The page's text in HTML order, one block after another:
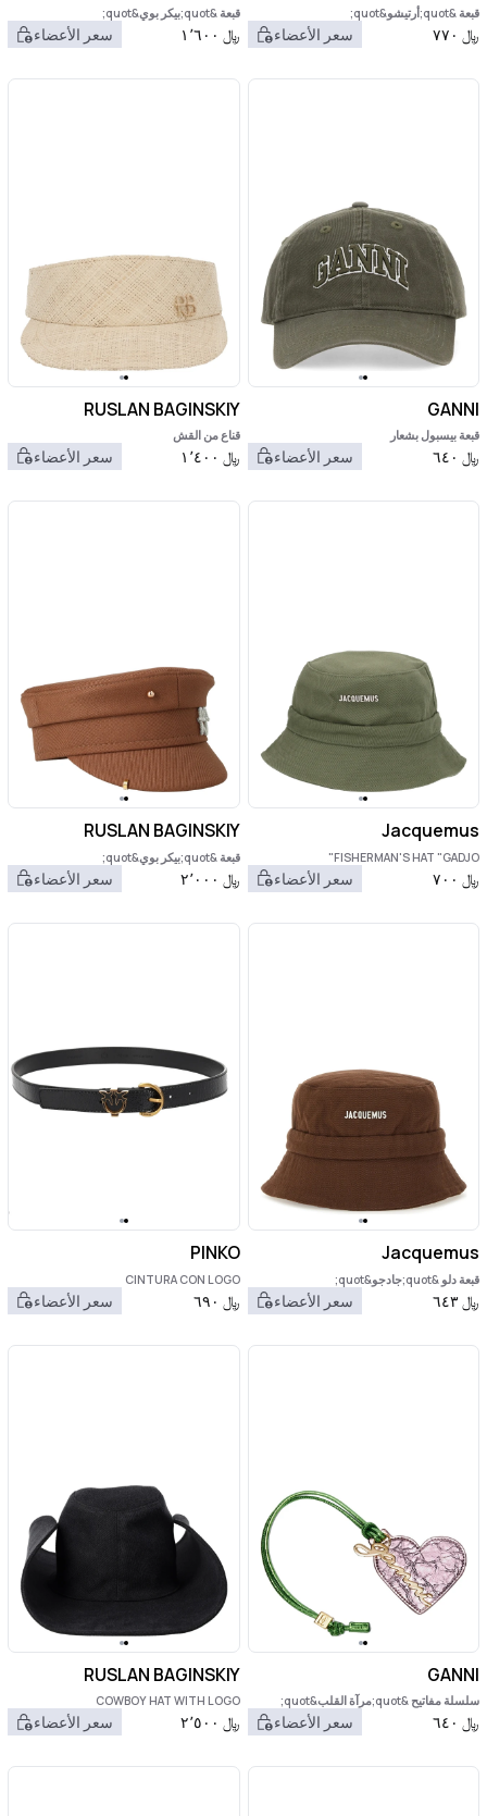
قبعة &quot;أرتيشو&quot;
﷼ ٧٧٠ سعر الأعضاء
قبعة &quot;بيكر بوي&quot;
﷼ ١٬٦٠٠ سعر الأعضاء
GANNI
قبعة بيسبول بشعار
﷼ ٦٤٠ سعر الأعضاء
RUSLAN BAGINSKIY
قناع من القش
﷼ ١٬٤٠٠ سعر الأعضاء
Jacquemus
FISHERMAN'S HAT "GADJO"
﷼ ٧٠٠ سعر الأعضاء
RUSLAN BAGINSKIY
قبعة &quot;بيكر بوي&quot;
﷼ ٢٬٠٠٠ سعر الأعضاء
Jacquemus
قبعة دلو &quot;جادجو&quot;
﷼ ٦٤٣ سعر الأعضاء
PINKO
CINTURA CON LOGO
﷼ ٦٩٠ سعر الأعضاء
GANNI
سلسلة مفاتيح &quot;مرآة القلب&quot;
﷼ ٦٤٠ سعر الأعضاء
RUSLAN BAGINSKIY
COWBOY HAT WITH LOGO
﷼ ٢٬٥٠٠ سعر الأعضاء